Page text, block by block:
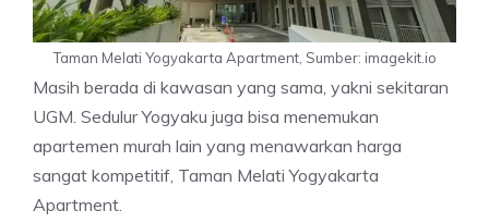
Taman Melati Yogyakarta Apartment, Sumber: imagekit.io
Masih berada di kawasan yang sama, yakni sekitaran
UGM. Sedulur Yogyaku juga bisa menemukan
apartemen murah lain yang menawarkan harga
sangat kompetitif, Taman Melati Yogyakarta
Apartment.